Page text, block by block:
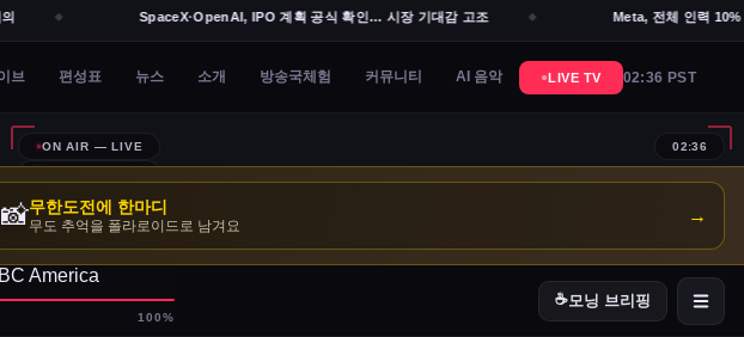
SpaceX·OpenAI, IPO 계획 공식 확인… 시장 기대감 고조 Meta, 전체 인력 10%
📸무한도전에 한마디
무도 추억을 폴라로이드로 남겨요
→